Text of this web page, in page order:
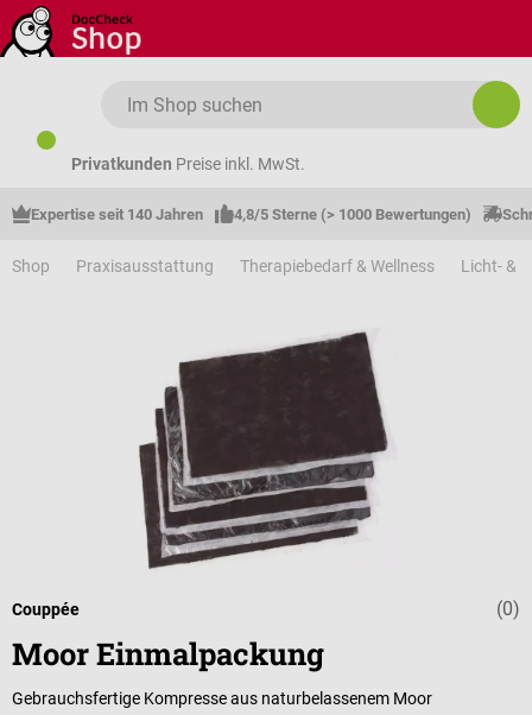
Zum Hauptinhalt springen
Privatkunden Preise inkl. MwSt.
Expertise seit 140 Jahren 4,8/5 Sterne (> 1000 Bewertungen)
Shop Praxisausstattung Therapiebedarf & Wellness Licht- &
(0)
Couppée
Moor Einmalpackung
Gebrauchsfertige Kompresse aus naturbelassenem Moor